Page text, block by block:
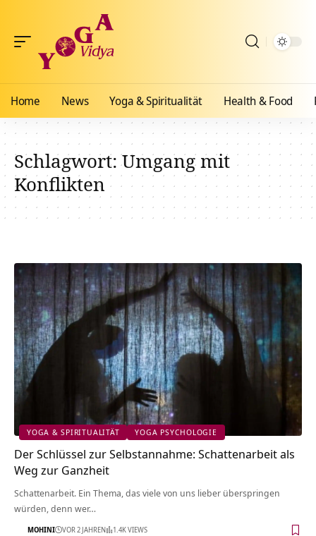
Home News Yoga & Spiritualität Health & Food
Schlagwort:Umgang mit
Konflikten
YOGA & SPIRITUALITÄT YOGA PSYCHOLOGIE
Der Schlüssel zur Selbstannahme: Schattenarbeit als
Weg zur Ganzheit
Schattenarbeit. Ein Thema, das viele von uns lieber überspringen
würden, denn wer…
MOHINI VOR 2 JAHREN 1.4K VIEWS